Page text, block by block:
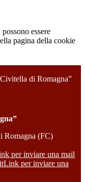
essere
pagina della cookie
di Romagna”
Romagna (FC)
per inviare una mail
Link per inviare una